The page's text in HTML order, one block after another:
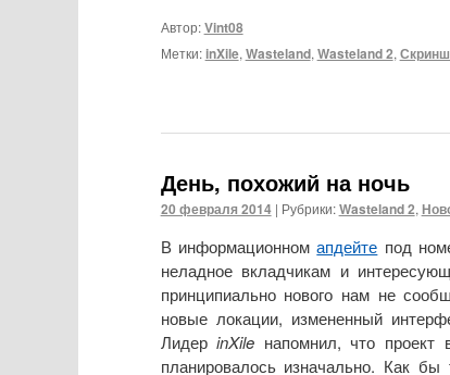
Автор:Vint08
Метки: inXile, Wasteland, Wasteland 2,
День, похожий на ночь
20 февраля 2014 | Рубрики: Wasteland 2,
В информационномапдейте под
неладное вкладчикам и
принципиально нового нам не
новые локации, измененный
ЛидерinXile напомнил, что
планировалось изначально. Как